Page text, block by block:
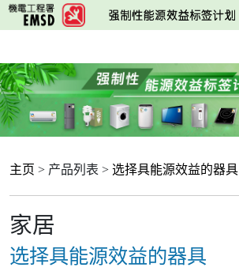
跳
至
要
内
容
主页 > 产品列表 > 选择具能源效益的器具
家居
选择具能源效益的器具